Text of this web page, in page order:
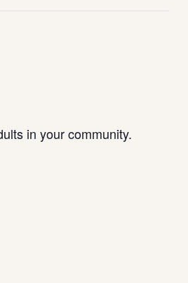
in your community.